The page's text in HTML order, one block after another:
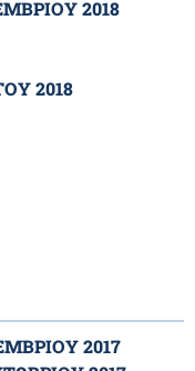
2018
2018
2017